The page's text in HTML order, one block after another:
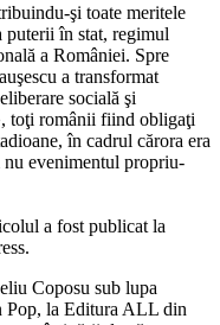
şi toate meritele
puterii în stat, regimul
a României. Spre
a transformat
socială şi
toţi românii fiind obligaţi
în cadrul cărora era
nu evenimentul propriu-
a fost publicat la
Coposu sub lupa
Pop, la Editura ALL din